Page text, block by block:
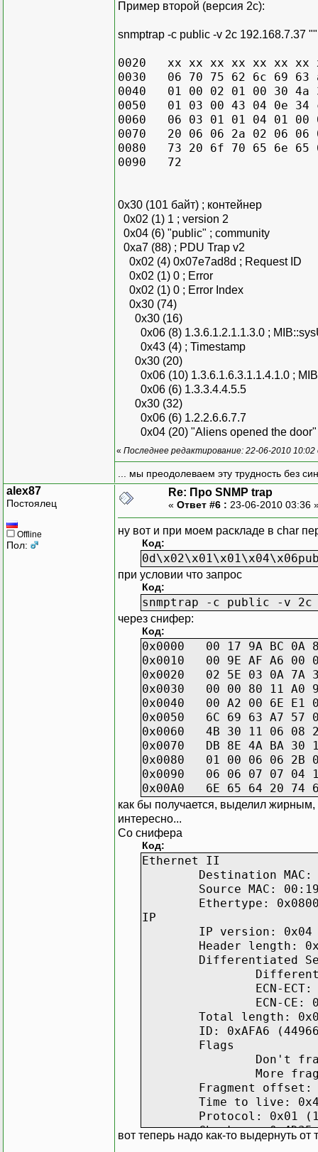
Пример второй (версия 2с):
snmptrap -c public -v 2c 192.168.7.37
0020 xx xx xx xx xx xx xx
0030 06 70 75 62 6c 69
0040 01 00 02 01 00 30
0050 01 03 00 43 04 0e
0060 06 03 01 01 04 01
0070 20 06 06 2a 02 06
0080 73 20 6f 70 65 6e 65
0x30 (101 байт) ; контейнер
0x02 (1) 1 ; version 2
0x04 (6) "public" ; community
0xa7 (88) ; PDU Trap v2
0x02 (4) 0x07e7ad8d ; Request ID
0x02 (1) 0 ; Error
0x02 (1) 0 ; Error Index
0x30 (74)
0x30 (16)
0x06 (8) 1.3.6.1.2.1.1.3.0 ;
0x43 (4) ; Timestamp
0x30 (20)
0x06 (10) 1.3.6.1.6.3.1.1.4.1.0 ;
0x06 (6) 1.3.3.4.4.5.5
0x30 (32)
0x06 (6) 1.2.2.6.6.7.7
0x04 (20) "Aliens opened the door"
« Последнее редактирование: 22-06-2010
... мы преодолеваем эту трудность без
alex87
Постоялец
Offline
Пол:
Re: Про SNMP trap
« Ответ #6 : 23-06-2010 03:36
ну вот и при моем раскладе в char
Код:
при условии что запрос
Код:
snmptrap -c public -v
через снифер:
Код:
0x0000 00 17 9A BC
0x0010 00 9E AF A6 00
0x0020 02 5E 03 0A
0x0030 00 00 80 11 A0
0x0040 00 A2 00 6E
0x0050 6C 69 63 A7
0x0060 4B 30 11 06
0x0070 DB 8E 4A BA
0x0080 01 00 06 06
0x0090 06 06 07 07 04
0x00A0 6E 65 64 20
как бы получается, выделил жирным,
интересно...
Со снифера
Код:
Ethernet II
Destination MAC:
Source MAC:
Ethertype:
IP
IP version:
Header length:
Differentiated
ECN-
ECN-CE:
Total length:
ID: 0xAFA6
Flags
Don't
More
Fragment offset:
Time to live:
Protocol: 0x01
Checksum:
Source IP:
вот теперь надо как-то выдернуть от